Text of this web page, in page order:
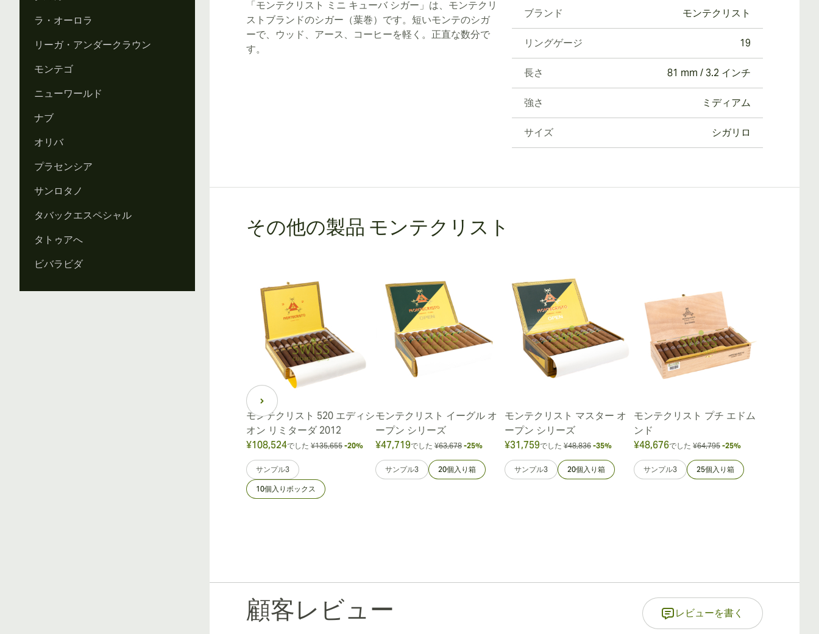
ラ・オーロラ
リーガ・アンダークラウン
モンテゴ
ニューワールド
ナブ
オリバ
プラセンシア
サンロタノ
タバックエスペシャル
タトゥアへ
ビバラビダ
「モンテクリスト ミニ キューバ シガー」は、モンテクリ
ストブランドのシガー（葉巻）です。短いモンテのシガ
ーで、ウッド、アース、コーヒーを軽く。正直な数分で
す。
ブランド モンテクリスト
リングゲージ 19
長さ 81 mm / 3.2 インチ
強さ ミディアム
サイズ シガリロ
その他の製品 モンテクリスト
モンテクリスト 520 エディシ
オン リミターダ 2012
¥108,524でした ¥135,655 -20%
サンプル3
10個入りボックス
モンテクリスト イーグル オ
ープン シリーズ
¥47,719でした ¥63,678 -25%
サンプル3 20個入り箱
モンテクリスト マスター オ
ープン シリーズ
¥31,759でした ¥48,836 -35%
サンプル3 20個入り箱
モンテクリスト プチ エドム
ンド
¥48,676でした ¥64,795 -25%
サンプル3 25個入り箱
顧客レビュー レビューを書く